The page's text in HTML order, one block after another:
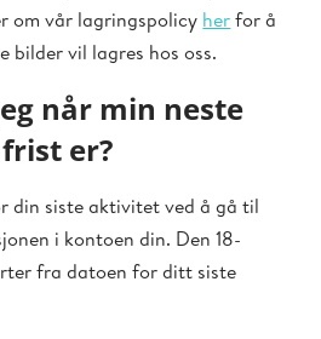
om vår lagringspolicy herfor å
bilder vil lagres hos oss.
når min neste
er?
din siste aktivitet ved å gå til
i kontoen din. Den 18-
fra datoen for ditt siste